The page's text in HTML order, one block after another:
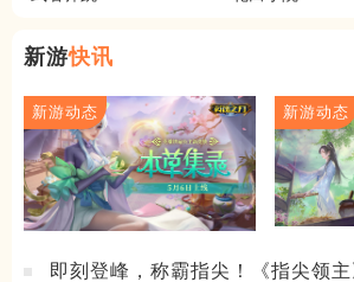
新游快讯
新游动态 新游动态
即刻登峰，称霸指尖！《指尖领